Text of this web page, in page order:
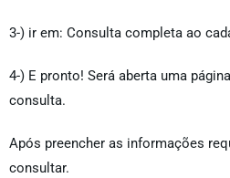
3-) ir em: Consulta completa ao
4-) E pronto! Será aberta uma
consulta.
Após preencher as informações
consultar.